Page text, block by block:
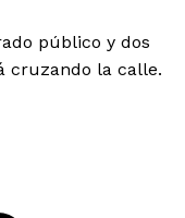
público y dos
cruzando la calle.